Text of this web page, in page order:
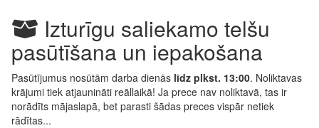
Izturīgu saliekamo telšu
pasūtīšana un iepakošana
Pasūtījumus nosūtām darba dienās līdz plkst. 13:00. Noliktavas
krājumi tiek atjaunināti reāllaikā! Ja prece nav noliktavā, tas ir
norādīts mājaslapā, bet parasti šādas preces vispār netiek
rādītas...